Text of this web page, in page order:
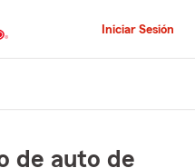
Iniciar Sesión
de auto de